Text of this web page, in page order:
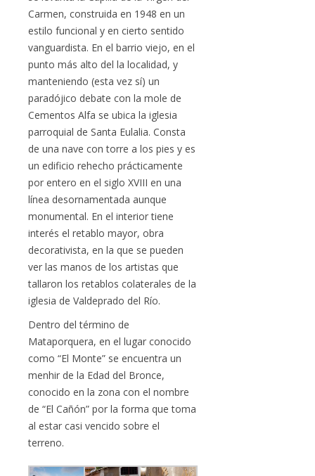
Carmen, construida en 1948 en un
estilo funcional y en cierto sentido
vanguardista. En el barrio viejo, en el
punto más alto del la localidad, y
manteniendo (esta vez sí) un
paradójico debate con la mole de
Cementos Alfa se ubica la iglesia
parroquial de Santa Eulalia. Consta
de una nave con torre a los pies y es
un edificio rehecho prácticamente
por entero en el siglo XVIII en una
línea desornamentada aunque
monumental. En el interior tiene
interés el retablo mayor, obra
decorativista, en la que se pueden
ver las manos de los artistas que
tallaron los retablos colaterales de la
iglesia de Valdeprado del Río.
Dentro del término de
Mataporquera, en el lugar conocido
como “El Monte” se encuentra un
menhir de la Edad del Bronce,
conocido en la zona con el nombre
de “El Cañón” por la forma que toma
al estar casi vencido sobre el
terreno.